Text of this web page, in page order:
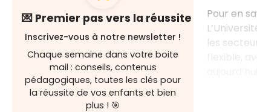
💌 Premier pas vers la réussite
Inscrivez-vous à notre newsletter !
Chaque semaine dans votre boite
mail : conseils, contenus
pédagogiques, toutes les clés pour
la réussite de vos enfants et bien
plus ! 🎯
Pour en
les